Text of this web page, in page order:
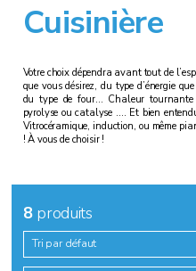
Cuisinière
Votre choix dépendra avant tout de
que vous désirez, du type d’énergie
du type de four… Chaleur
pyrolyse ou catalyse …. Et bien
Vitrocéramique, induction, ou même
! À vous de choisir !
8produits
Tri par défaut